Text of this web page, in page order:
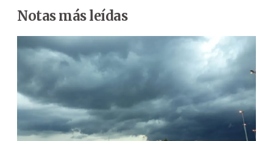
Notas más leídas